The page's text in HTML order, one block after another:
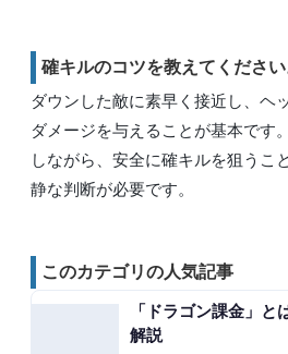
確キルのコツを教えてください
ダウンした敵に素早く接近し、ヘ
ダメージを与えることが基本です
しながら、安全に確キルを狙うこ
静な判断が必要です。
このカテゴリの人気記事
「ドラゴン課金」
解説